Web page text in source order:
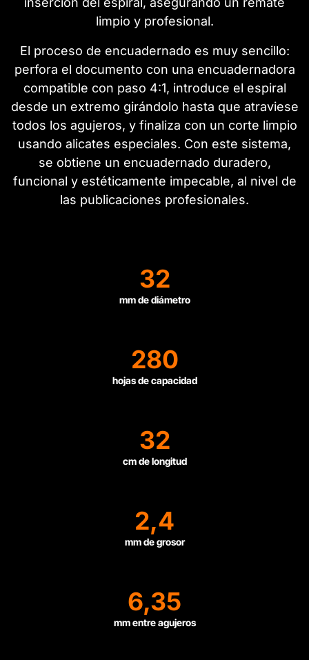
limpio y profesional.
El proceso de encuadernado es muy sencillo:
perfora el documento con una encuadernadora
compatible con paso 4:1, introduce el espiral
desde un extremo girándolo hasta que atraviese
todos los agujeros, y finaliza con un corte limpio
usando alicates especiales. Con este sistema,
se obtiene un encuadernado duradero,
funcional y estéticamente impecable, al nivel de
las publicaciones profesionales.
32
mm de diámetro
280
hojas de capacidad
32
cm de longitud
2,4
mm de grosor
6,35
mm entre agujeros